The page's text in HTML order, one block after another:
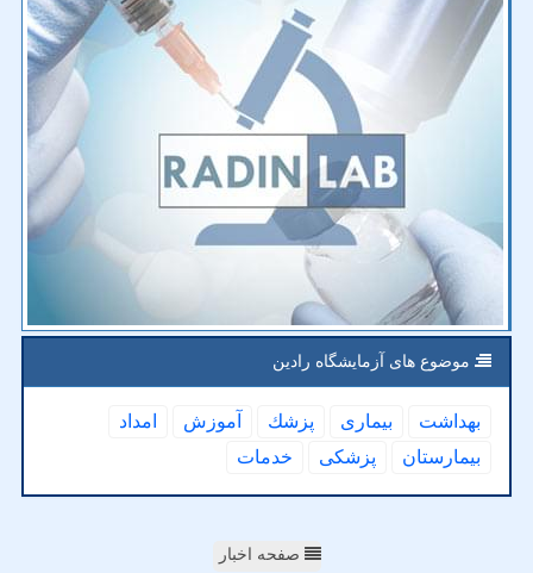
موضوع های آزمایشگاه رادین
بهداشت بیماری پزشك آموزش
امداد
بیمارستان
پزشكی خدمات
صفحه اخبار